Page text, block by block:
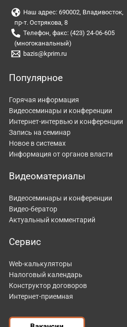
Наш адрес: 690002, Владивосток,
пр-т. Острякова, 8
Телефон, факс: (423) 24-06-605
(многоканальный)
bazis@kprim.ru
Популярное
Горячая информация
Видеосеминары и конференции
Интернет-интервью и конференции
Запись на семинар
Новое в системах
Информация от органов власти
Видеоматериалы
Видеосеминары и конференции
Видео-бератор
Актуальный комментарий
Сервис
Web-калькуляторы
Налоговый календарь
Конструктор договоров
Интернет-приемная